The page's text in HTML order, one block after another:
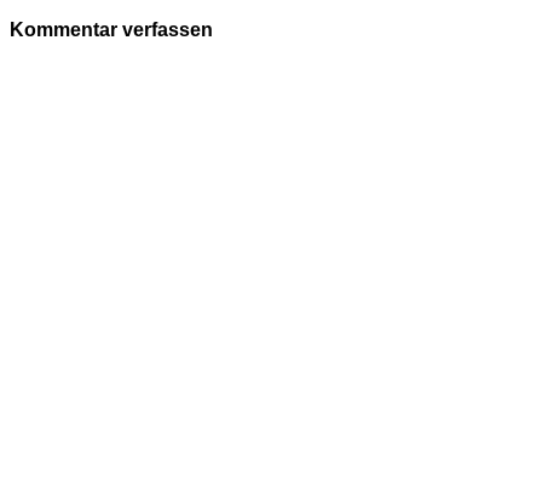
Kommentar verfassen